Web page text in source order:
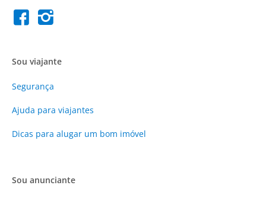
Sou viajante
Segurança
Ajuda para viajantes
Dicas para alugar um bom imóvel
Sou anunciante